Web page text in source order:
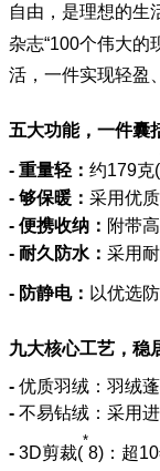
自由，是理想的生
杂志“100个伟大的
活，一件实现轻盈
五大功能，一件囊
- 重量轻： 约179克(
- 够保暖： 采用优
- 便携收纳： 附带
- 耐久防水： 采用
- 防静电： 以优选
九大核心工艺，稳
- 优质羽绒：羽绒
- 不易钻绒：采用
- 3D剪裁(
*
8)：超